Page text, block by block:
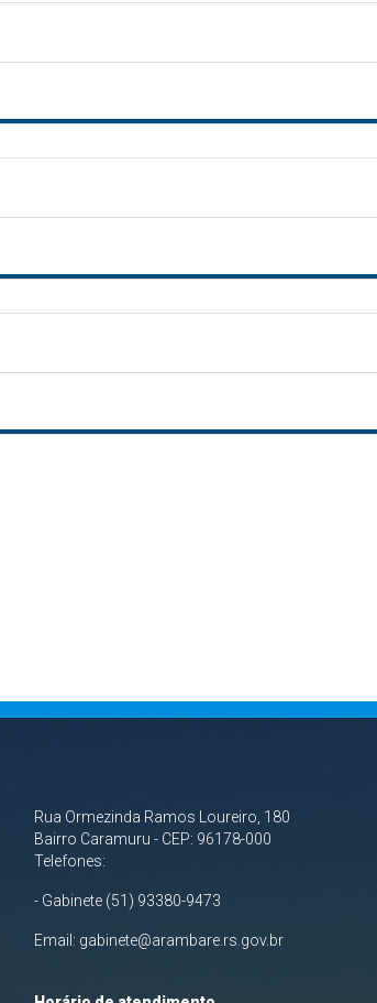
Rua Ormezinda Ramos Loureiro, 180
Bairro Caramuru - CEP: 96178-000
Telefones:
- Gabinete (51) 93380-9473
Email: gabinete@arambare.rs.gov.br